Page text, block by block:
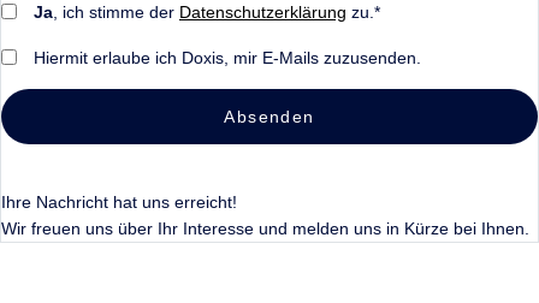
Ja , ich stimme der Datenschutzerklärung zu.*
Hiermit erlaube ich Doxis, mir E-Mails zuzusenden.
Absenden
Ihre Nachricht hat uns erreicht!
Wir freuen uns über Ihr Interesse und melden uns in Kürze bei Ihnen.